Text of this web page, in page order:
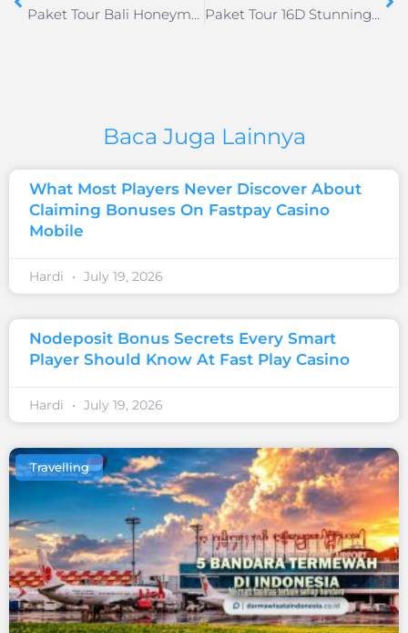
Paket Tour Bali Honeymoon 4H3M Paket Tour 16D Stunning Western – Southern Europe (In & Out Paris)
Baca Juga Lainnya
What Most Players Never Discover About
Claiming Bonuses On Fastpay Casino
Mobile
Hardi July 19, 2026
Nodeposit Bonus Secrets Every Smart
Player Should Know At Fast Play Casino
Hardi July 19, 2026
Travelling